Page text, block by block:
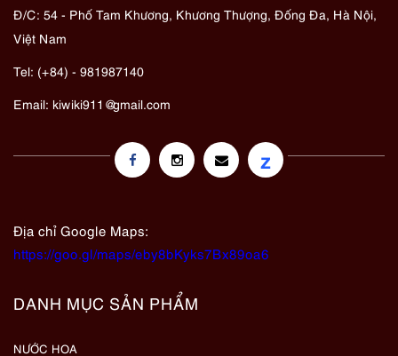
Đ/C: 54 - Phố Tam Khương, Khương Thượng, Đống Đa, Hà Nội,
Việt Nam
Tel: (+84) - 981987140
Email: kiwiki911@gmail.com
z
Địa chỉ Google Maps:
https://goo.gl/maps/eby8bKyks7Bx89oa6
DANH MỤC SẢN PHẨM
NƯỚC HOA